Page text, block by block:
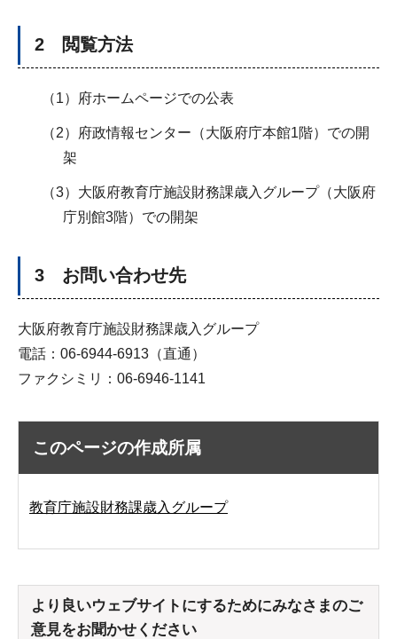
2 閲覧方法
（1）府ホームページでの公表
（2）府政情報センター（大阪府庁本館1階）での開
架
（3）大阪府教育庁施設財務課歳入グループ（大阪府
庁別館3階）での開架
3 お問い合わせ先
大阪府教育庁施設財務課歳入グループ
電話：06-6944-6913（直通）
ファクシミリ：06-6946-1141
このページの作成所属
教育庁施設財務課歳入グループ
より良いウェブサイトにするためにみなさまのご
意見をお聞かせください